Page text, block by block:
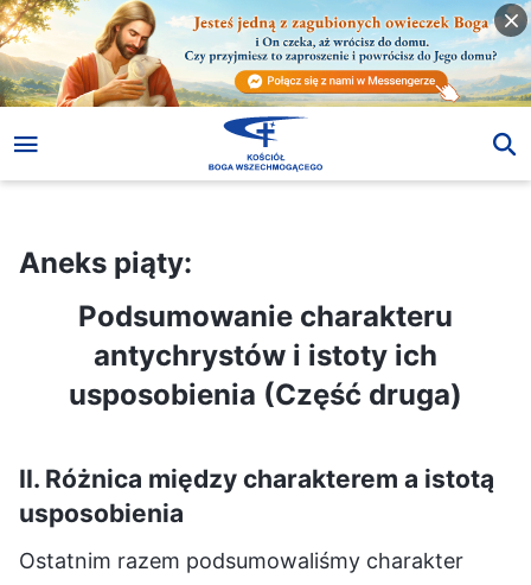
Aneks piąty:
Podsumowanie charakteru
antychrystów i istoty ich
usposobienia (Część druga)
II. Różnica między charakterem a istotą
usposobienia
Ostatnim razem podsumowaliśmy charakter